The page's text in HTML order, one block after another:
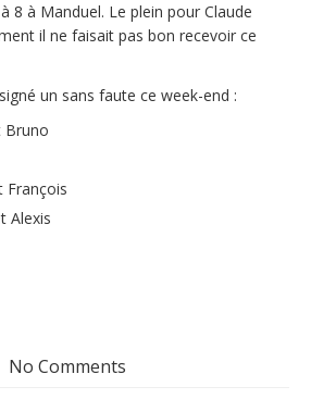
8 à Manduel. Le plein pour Claude
il ne faisait pas bon recevoir ce
un sans faute ce week-end :
Bruno
François
Alexis
No Comments